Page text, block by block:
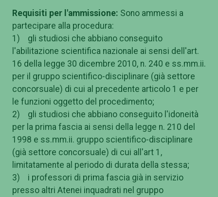
Requisiti per l'ammissione: Sono ammessi a
partecipare alla procedura:
1) gli studiosi che abbiano conseguito
l'abilitazione scientifica nazionale ai sensi dell'art.
16 della legge 30 dicembre 2010, n. 240 e ss.mm.ii.
per il gruppo scientifico-disciplinare (già settore
concorsuale) di cui al precedente articolo 1 e per
le funzioni oggetto del procedimento;
2) gli studiosi che abbiano conseguito l'idoneità
per la prima fascia ai sensi della legge n. 210 del
1998 e ss.mm.ii. gruppo scientifico-disciplinare
(già settore concorsuale) di cui all'art 1,
limitatamente al periodo di durata della stessa;
3) i professori di prima fascia già in servizio
presso altri Atenei inquadrati nel gruppo